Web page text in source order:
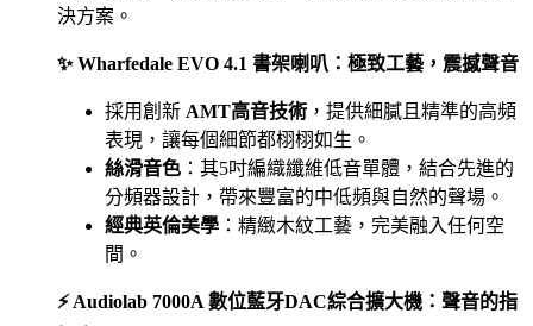
決方案。
✨Wharfedale EVO 4.1 書架喇叭：極致工藝，震撼聲音
採用創新 AMT高音技術 ，提供細膩且精準的高頻
表現，讓每個細節都栩栩如生。
絲滑音色 ：其5吋編織纖維低音單體，結合先進的
分頻器設計，帶來豐富的中低頻與自然的聲場。
經典英倫美學 ：精緻木紋工藝，完美融入任何空
間。
⚡Audiolab 7000A 數位藍牙DAC綜合擴大機：聲音的指